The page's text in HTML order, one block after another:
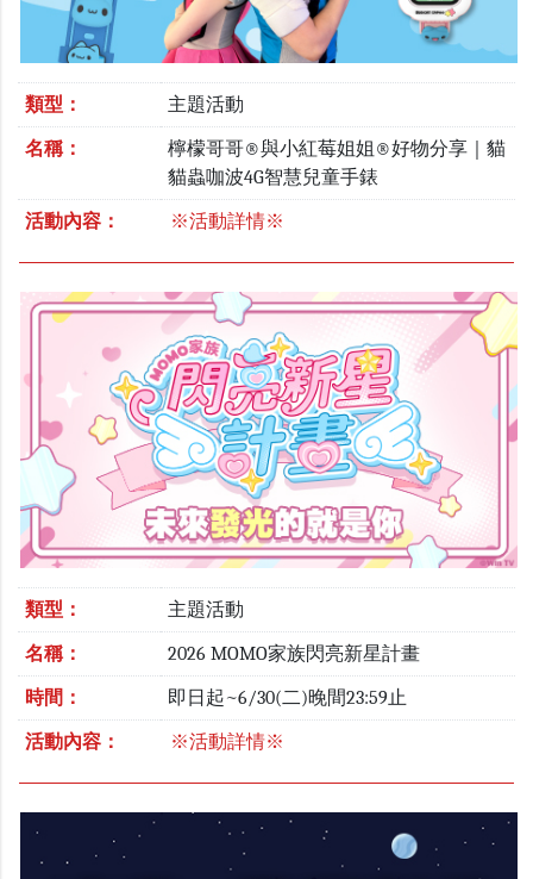
類型： 主題活動
名稱：
檸檬哥哥®與小紅莓姐姐®好物分享｜貓
貓蟲咖波4G智慧兒童手錶
活動內容： ※活動詳情※
類型： 主題活動
名稱： 2026 MOMO家族閃亮新星計畫
時間： 即日起~6/30(二)晚間23:59止
活動內容： ※活動詳情※